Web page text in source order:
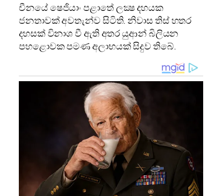
චීනයේ ෂෙජියාං පළාතේ ලක්‍ෂ දහයක
ජනතාවක් අවතැන්ව සිටිති. නිවාස තිස් හතර
දහසක් විනාශ වී ඇති අතර යුආන් බිලියන
පහළොවක පමණ අලාභයක් සිදුව තිබේ.